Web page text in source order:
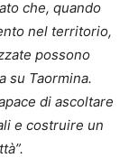
che, quando
nel territorio,
possono
su Taormina.
di ascoltare
e costruire un